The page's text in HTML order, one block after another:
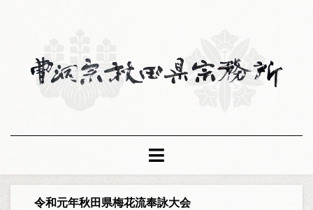
令和元年秋田県梅花流奉詠大会